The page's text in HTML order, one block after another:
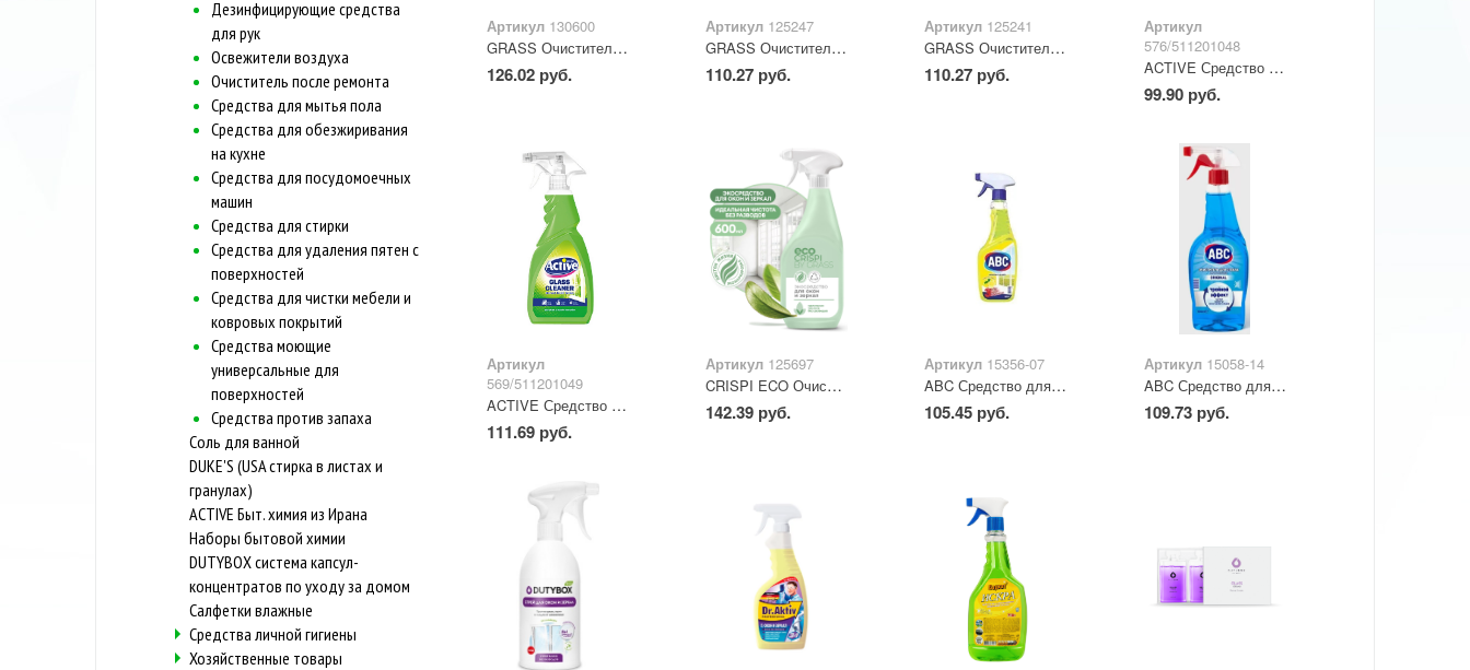
Дезинфицирующие средства
для рук
Освежители воздуха
Очиститель после ремонта
Средства для мытья пола
Средства для обезжиривания
на кухне
Средства для посудомоечных
машин
Средства для стирки
Средства для удаления пятен с
поверхностей
Средства для чистки мебели и
ковровых покрытий
Средства моющие
универсальные для
поверхностей
Средства против запаха
Соль для ванной
DUKE'S (USA стирка в листах и
гранулах)
ACTIVE Быт. химия из Ирана
Наборы бытовой химии
DUTYBOX система капсул-
концентратов по уходу за домом
Салфетки влажные
Средства личной гигиены
Хозяйственные товары
Артикул 130600
GRASS Очиститель стекол «Clean Glass» бытовой триггер 600 мл
126.02 руб.
Артикул 125247
GRASS Очиститель стекол «Clean Glass» (голубая лагуна) 600 мл
110.27 руб.
Артикул 125241
GRASS Очиститель стекол «Clean Glass» (лесные ягоды) 600 мл
110.27 руб.
Артикул
576/511201048
ACTIVE Средство для очистки стекол, окон и зеркал "Альпийские горы", 500 мл
99.90 руб.
Артикул
569/511201049
ACTIVE Средство для очистки стекол, окон и зеркал "Лайм", 500 мл
111.69 руб.
Артикул 125697
CRISPI ECO Очиститель стекол и зеркал 600 мл
142.39 руб.
Артикул 15356-07
ABC Средство для очистки стекол, окон и зеркал "Лимон", 500 мл
105.45 руб.
Артикул15058-14
ABC Средство для очистки стекол, окон и зеркал "Синий", 500 мл
109.73 руб.